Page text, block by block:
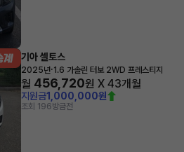
기아 셀토스
2025년·1.6 가솔린 터보 2WD 프레스티지
월 456,720원 X 43개월
지원금1,000,000원
조회 196방금전